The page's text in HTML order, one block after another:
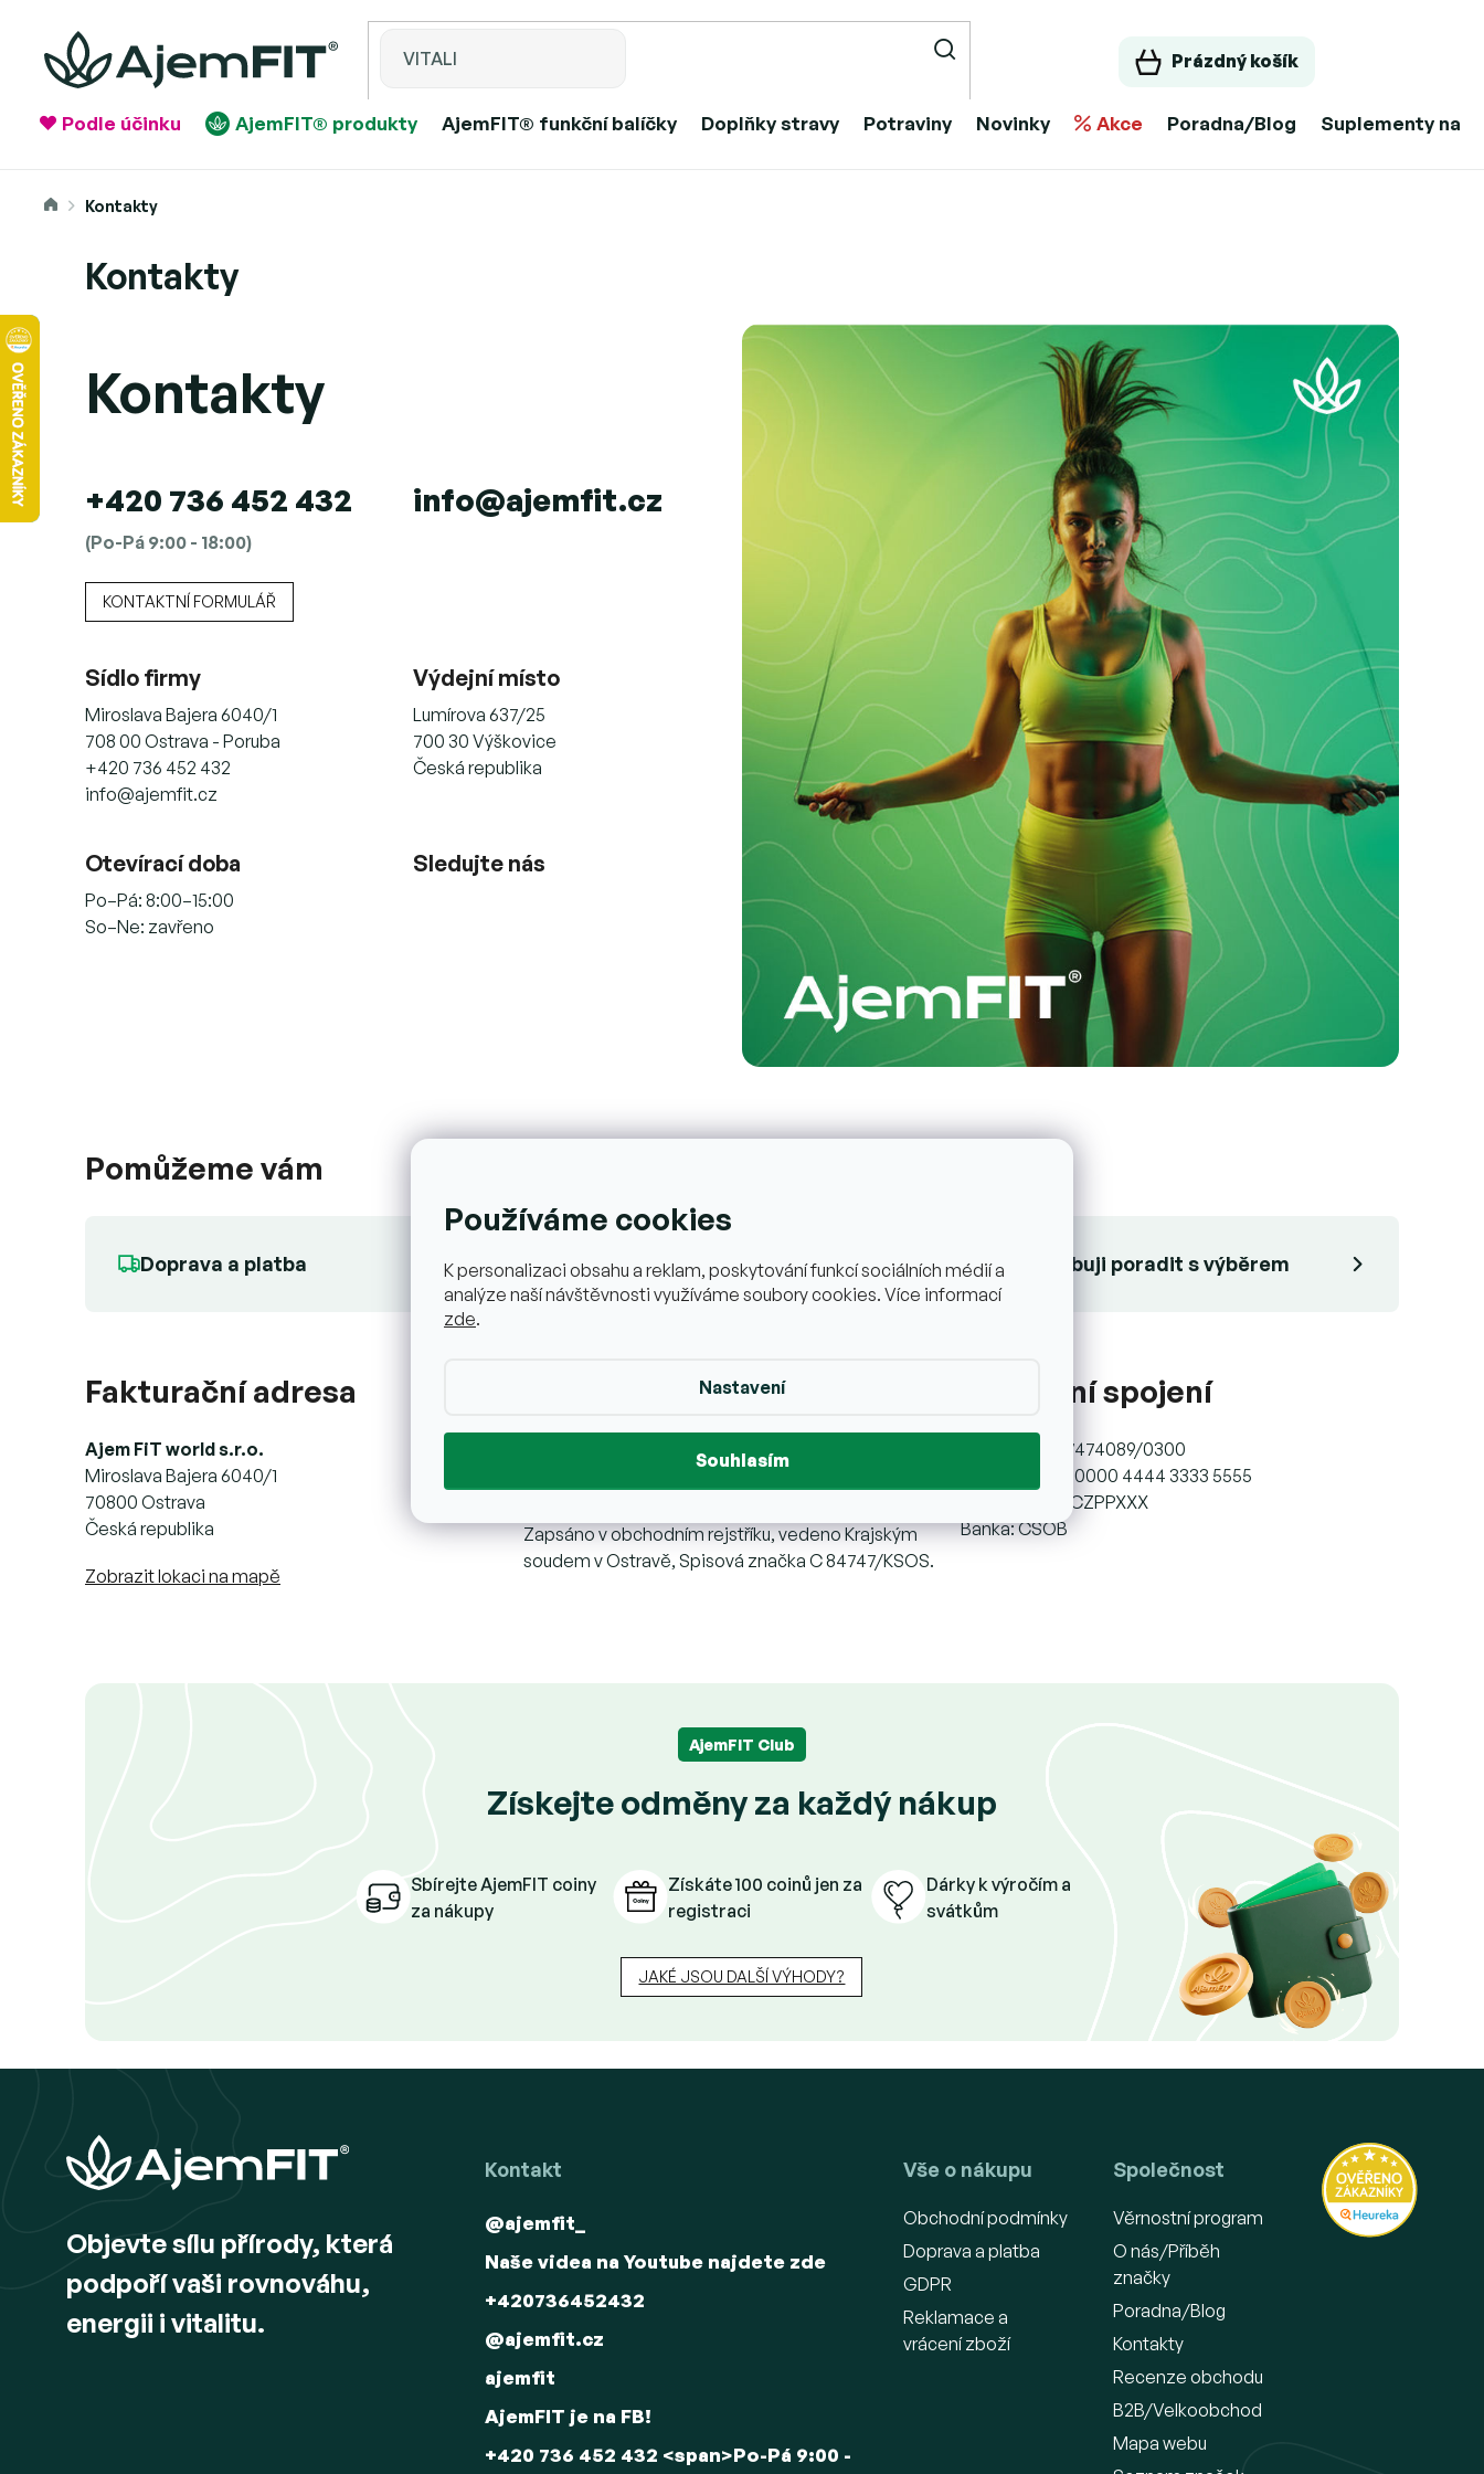
Používáme cookies
K personalizaci obsahu a reklam, poskytování funkcí sociálních médií a
analýze naší návštěvnosti využíváme soubory cookies. Více informací
zde.
Nastavení
Souhlasím
obsah
Prázdný košík
Podle účinku AjemFIT® produkty AjemFIT® funkční balíčky Doplňky stravy Potraviny Novinky Akce Poradna/Blog Suplementy na
DomůKontakty
Kontakty
Kontakty
+420 736 452 432
(Po-Pá 9:00 - 18:00)
info@ajemfit.cz
KONTAKTNÍ FORMULÁŘ
Sídlo firmy
Miroslava Bajera 6040/1
708 00 Ostrava - Poruba
+420 736 452 432
info@ajemfit.cz
Výdejní místo
Lumírova 637/25
700 30 Výškovice
Česká republika
Otevírací doba
Po–Pá: 8:00–15:00
So–Ne: zavřeno
Sledujte nás
Pomůžeme vám
Doprava a platba Reklamace a vrácení zboží Potřebuji poradit s výběrem
Fakturační adresa
Ajem FiT world s.r.o.
Miroslava Bajera 6040/1
70800 Ostrava
Česká republika
Zobrazit lokaci na mapě
DIČ: CZ09904891
Zapsáno v obchodním rejstříku, vedeno Krajským
soudem v Ostravě, Spisová značka C 84747/KSOS.
Bankovní spojení
Číslo účtu: 297474089/0300
IBAN: CZ12 1111 0000 4444 3333 5555
SWIFT: CSOBCZPPXXX
Banka: ČSOB
AjemFIT Club
Získejte odměny za každý nákup
Sbírejte AjemFIT coiny
za nákupy
Získáte 100 coinů jen za
registraci
Dárky k výročím a
svátkům
JAKÉ JSOU DALŠÍ VÝHODY?
Objevte sílu přírody, která
podpoří vaši rovnováhu,
energii i vitalitu.
Kontakt
+420 736 452 432 <span>Po-Pá 9:00 -
AjemFIT je na FB!
ajemfit
@ajemfit.cz
+420736452432
Naše videa na Youtube najdete zde
@ajemfit_
Vše o nákupu
Obchodní podmínky
Doprava a platba
GDPR
Reklamace a
vrácení zboží
Společnost
Věrnostní program
O nás/Příběh
značky
Poradna/Blog
Kontakty
Recenze obchodu
B2B/Velkoobchod
Mapa webu